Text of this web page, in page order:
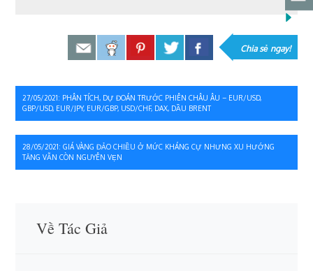
Chia sẻ ngay!
Điều
hướng
bài
viết
27/05/2021: PHÂN TÍCH, DỰ ĐOÁN TRƯỚC PHIÊN CHÂU ÂU – EUR/USD,
GBP/USD, EUR/JPY, EUR/GBP, USD/CHF, DAX, DẦU BRENT
28/05/2021: GIÁ VÀNG ĐẢO CHIỀU Ở MỨC KHÁNG CỰ NHƯNG XU HƯỚNG
TĂNG VẪN CÒN NGUYÊN VẸN
Về Tác Giả